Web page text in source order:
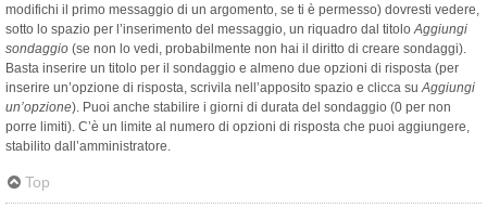
modifichi il primo messaggio di un argomento, se ti è permesso) dovresti vedere,
sotto lo spazio per l’inserimento del messaggio, un riquadro dal titoloAggiungi
sondaggio (se non lo vedi, probabilmente non hai il diritto di creare sondaggi).
Basta inserire un titolo per il sondaggio e almeno due opzioni di risposta (per
inserire un’opzione di risposta, scrivila nell’apposito spazio e clicca suAggiungi
un’opzione). Puoi anche stabilire i giorni di durata del sondaggio (0 per non
porre limiti). C’è un limite al numero di opzioni di risposta che puoi aggiungere,
stabilito dall’amministratore.
Top